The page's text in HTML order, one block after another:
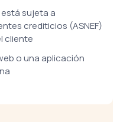
sujeta a
crediticios (ASNEF)
cliente
o una aplicación